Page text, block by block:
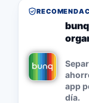
app
día.